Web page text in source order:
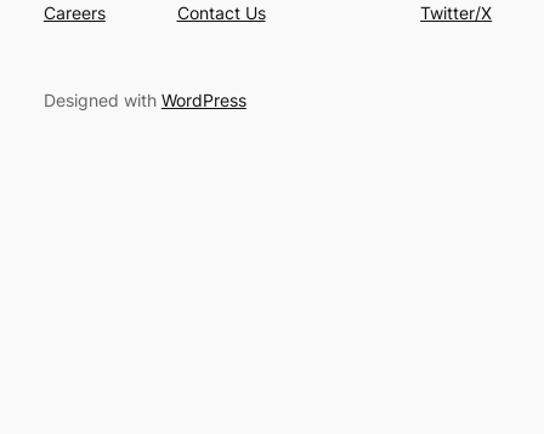
Careers
Contact Us
Twitter/X
Designed with WordPress